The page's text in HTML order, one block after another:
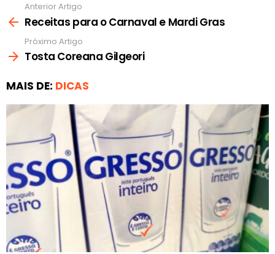
mais
Anterior Artigo
Receitas para o Carnaval e Mardi Gras
Próximo Artigo
Tosta Coreana Gilgeori
MAIS DE: DICAS